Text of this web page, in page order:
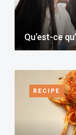
Qu’est-ce
RECIPE